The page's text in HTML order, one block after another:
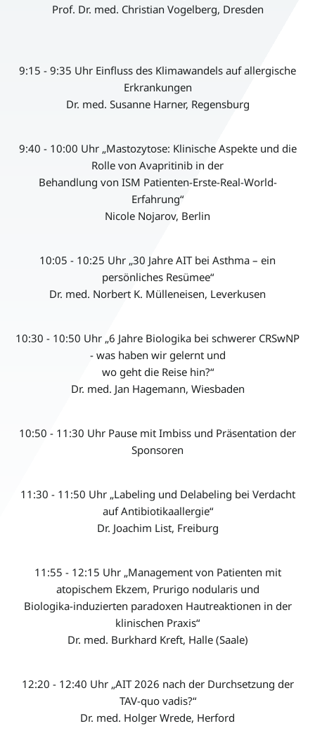
Prof. Dr. med. Christian Vogelberg, Dresden
9:15 - 9:35 Uhr Einfluss des Klimawandels auf allergische
Erkrankungen
Dr. med. Susanne Harner, Regensburg
9:40 - 10:00 Uhr „Mastozytose: Klinische Aspekte und die
Rolle von Avapritinib in der
Behandlung von ISM Patienten-Erste-Real-World-
Erfahrung“
Nicole Nojarov, Berlin
10:05 - 10:25 Uhr „30 Jahre AIT bei Asthma – ein
persönliches Resümee“
Dr. med. Norbert K. Mülleneisen, Leverkusen
10:30 - 10:50 Uhr „6 Jahre Biologika bei schwerer CRSwNP
- was haben wir gelernt und
wo geht die Reise hin?“
Dr. med. Jan Hagemann, Wiesbaden
10:50 - 11:30 Uhr Pause mit Imbiss und Präsentation der
Sponsoren
11:30 - 11:50 Uhr „Labeling und Delabeling bei Verdacht
auf Antibiotikaallergie“
Dr. Joachim List, Freiburg
11:55 - 12:15 Uhr „Management von Patienten mit
atopischem Ekzem, Prurigo nodularis und
Biologika-induzierten paradoxen Hautreaktionen in der
klinischen Praxis“
Dr. med. Burkhard Kreft, Halle (Saale)
12:20 - 12:40 Uhr „AIT 2026 nach der Durchsetzung der
TAV-quo vadis?“
Dr. med. Holger Wrede, Herford